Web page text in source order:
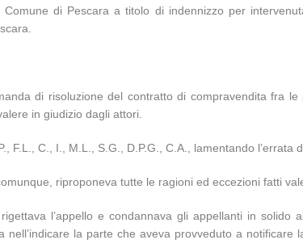
di Pescara a titolo di indennizzo per
di risoluzione del contratto di compravendita fra
in giudizio dagli attori.
C., I., M.L., S.G., D.P.G., C.A., lamentando
riproponeva tutte le ragioni ed eccezioni fatti
l’appello e condannava gli appellanti in
la parte che aveva provveduto a